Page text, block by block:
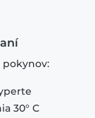
pokynov:
30° C